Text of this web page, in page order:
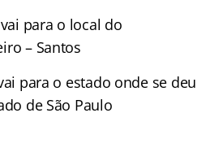
para o local do
– Santos
para o estado onde se deu
de São Paulo